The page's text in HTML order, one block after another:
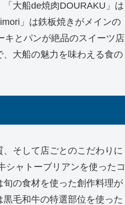
大船de焼肉DOURAKU」は
」は鉄板焼きがメインの
キとパンが絶品のスイーツ店
大船の魅力を味わえる食の
そして店ごとのこだわりに
シャトーブリアンを使ったコ
の食材を使った創作料理が
毛和牛の特選部位を使った